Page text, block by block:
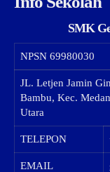
SMK
NPSN 69980030
JL. Letjen Jamin
Bambu, Kec.
Utara
TELEPON
EMAIL